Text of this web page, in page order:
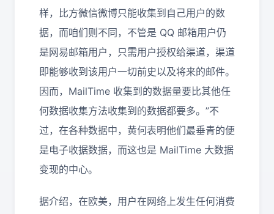
样，比方微信微博只能收集到自己用户的数
据，而咱们则不同，不管是 QQ 邮箱用户仍
是网易邮箱用户，只需用户授权给渠道，渠道
即能够收到该用户一切前史以及将来的邮件。
因而，MailTime 收集到的数据量要比其他任
何数据收集方法收集到的数据都要多。”不
过，在各种数据中，黄何表明他们最垂青的便
是电子收据数据，而这也是 MailTime 大数据
变现的中心。
据介绍，在欧美，用户在网络上发生任何消费